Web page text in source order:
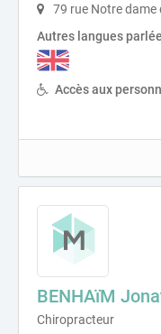
79 rue Notre
Autres langues
Accès aux
BENHAïM
Chiropracteur